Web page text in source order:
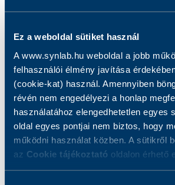
Ez a weboldal sütiket használ
A www.synlab.hu weboldal a jobb
felhasználói élmény javítása
(cookie-kat) használ. Amennyiben
révén nem engedélyezi a honlap
használatához elengedhetetlen egyes
oldal egyes pontjai nem biztos, hogy
működni használat közben. A sütikről
az Cookie tájékoztató oldalon érhető
Sport dietetikai
konzultáció
55 000 Ft